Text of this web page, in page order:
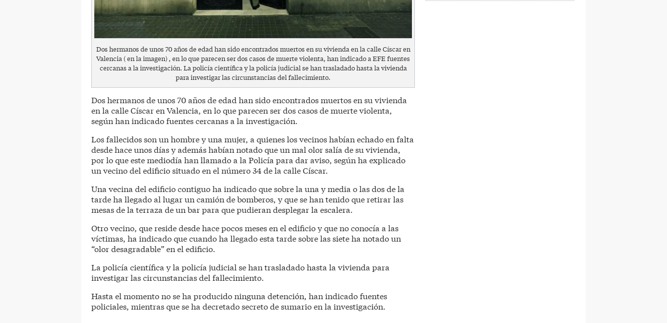
Dos hermanos de unos 70 años de edad han sido encontrados muertos en su vivienda en la calle Císcar en
Valencia ( en la imagen) , en lo que parecen ser dos casos de muerte violenta, han indicado a EFE fuentes
cercanas a la investigación. La policía científica y la policía judicial se han trasladado hasta la vivienda
para investigar las circunstancias del fallecimiento.
Dos hermanos de unos 70 años de edad han sido encontrados muertos en su vivienda
en la calle Císcar en Valencia, en lo que parecen ser dos casos de muerte violenta,
según han indicado fuentes cercanas a la investigación.
Los fallecidos son un hombre y una mujer, a quienes los vecinos habían echado en falta
desde hace unos días y además habían notado que un mal olor salía de su vivienda,
por lo que este mediodía han llamado a la Policía para dar aviso, según ha explicado
un vecino del edificio situado en el número 34 de la calle Císcar.
Una vecina del edificio contiguo ha indicado que sobre la una y media o las dos de la
tarde ha llegado al lugar un camión de bomberos, y que se han tenido que retirar las
mesas de la terraza de un bar para que pudieran desplegar la escalera.
Otro vecino, que reside desde hace pocos meses en el edificio y que no conocía a las
víctimas, ha indicado que cuando ha llegado esta tarde sobre las siete ha notado un
“olor desagradable” en el edificio.
La policía científica y la policía judicial se han trasladado hasta la vivienda para
investigar las circunstancias del fallecimiento.
Hasta el momento no se ha producido ninguna detención, han indicado fuentes
policiales, mientras que se ha decretado secreto de sumario en la investigación.